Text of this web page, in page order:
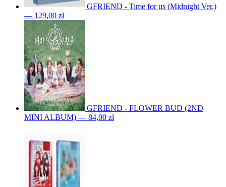
GFRIEND - Time for us (Midnight Ver.)
— 129,00 zł
GFRIEND - FLOWER BUD (2ND
MINI ALBUM) — 84,00 zł